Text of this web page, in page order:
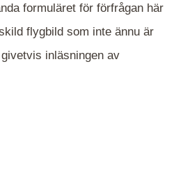
formuläret för förfrågan här
flygbild som inte ännu är
inläsningen av